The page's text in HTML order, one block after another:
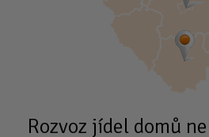
Rozvoz jídel domů